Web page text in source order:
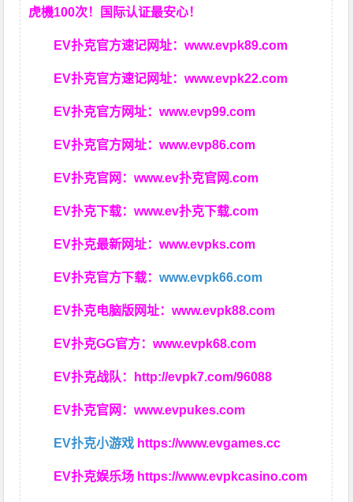
虎機100次！国际认证最安心！
EV扑克官方速记网址：www.evpk89.com
EV扑克官方速记网址：www.evpk22.com
EV扑克官方网址：www.evp99.com
EV扑克官方网址：www.evp86.com
EV扑克官网：www.ev扑克官网.com
EV扑克下载：www.ev扑克下载.com
EV扑克最新网址：www.evpks.com
EV扑克官方下载：www.evpk66.com
EV扑克电脑版网址：www.evpk88.com
EV扑克GG官方：www.evpk68.com
EV扑克战队： http://evpk7.com/96088
EV扑克官网：www.evpukes.com
EV扑克小游戏 https://www.evgames.cc
EV扑克娱乐场 https://www.evpkcasino.com